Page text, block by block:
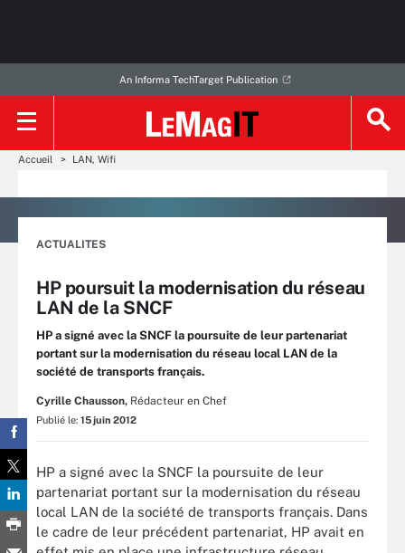
An Informa TechTarget Publication
Accueil LAN, Wifi
ACTUALITES
HP poursuit la modernisation du réseau
LAN de la SNCF
HP a signé avec la SNCF la poursuite de leur partenariat
portant sur la modernisation du réseau local LAN de la
société de transports français.
Cyrille Chausson, Rédacteur en Chef
Publié le: 15 juin 2012
HP a signé avec la SNCF la poursuite de leur
partenariat portant sur la modernisation du réseau
local LAN de la société de transports français. Dans
le cadre de leur précédent partenariat, HP avait en